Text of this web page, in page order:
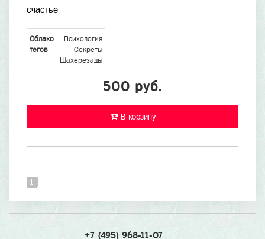
счастье
Облако
тегов
Психология
Секреты
Шахерезады
500 руб.
В корзину
1
+7 (495) 968-11-07